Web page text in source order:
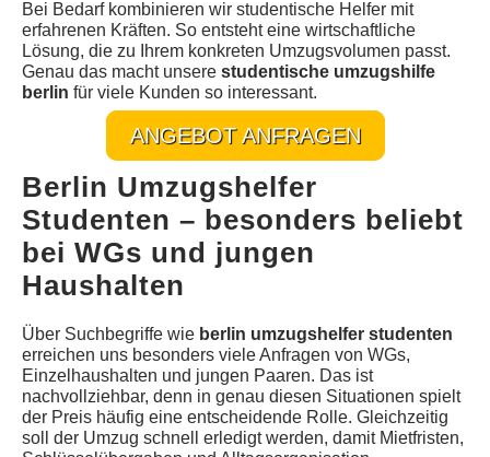
Bei Bedarf kombinieren wir studentische Helfer mit
erfahrenen Kräften. So entsteht eine wirtschaftliche
Lösung, die zu Ihrem konkreten Umzugsvolumen passt.
Genau das macht unsere studentische umzugshilfe
berlin für viele Kunden so interessant.
ANGEBOT ANFRAGEN
Berlin Umzugshelfer
Studenten – besonders beliebt
bei WGs und jungen
Haushalten
Über Suchbegriffe wie berlin umzugshelfer studenten
erreichen uns besonders viele Anfragen von WGs,
Einzelhaushalten und jungen Paaren. Das ist
nachvollziehbar, denn in genau diesen Situationen spielt
der Preis häufig eine entscheidende Rolle. Gleichzeitig
soll der Umzug schnell erledigt werden, damit Mietfristen,